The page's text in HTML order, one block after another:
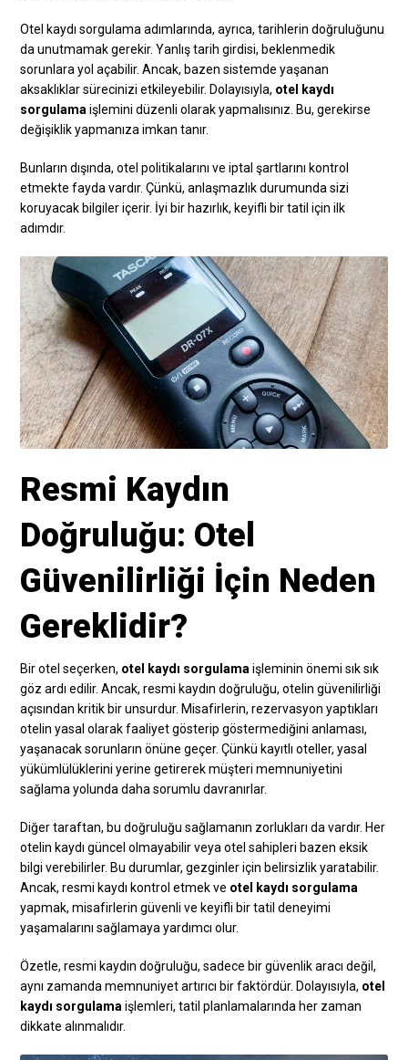
Otel kaydı sorgulama adımlarında, ayrıca, tarihlerin doğruluğunu
da unutmamak gerekir. Yanlış tarih girdisi, beklenmedik
sorunlara yol açabilir. Ancak, bazen sistemde yaşanan
aksaklıklar sürecinizi etkileyebilir. Dolayısıyla, otel kaydı
sorgulamaişlemini düzenli olarak yapmalısınız. Bu, gerekirse
değişiklik yapmanıza imkan tanır.
Bunların dışında, otel politikalarını ve iptal şartlarını kontrol
etmekte fayda vardır. Çünkü, anlaşmazlık durumunda sizi
koruyacak bilgiler içerir. İyi bir hazırlık, keyifli bir tatil için ilk
adımdır.
Resmi Kaydın
Doğruluğu: Otel
Güvenilirliği İçin Neden
Gereklidir?
Bir otel seçerken, otel kaydı sorgulama işleminin önemi sık sık
göz ardı edilir. Ancak, resmi kaydın doğruluğu, otelin güvenilirliği
açısından kritik bir unsurdur. Misafirlerin, rezervasyon yaptıkları
otelin yasal olarak faaliyet gösterip göstermediğini anlaması,
yaşanacak sorunların önüne geçer. Çünkü kayıtlı oteller, yasal
yükümlülüklerini yerine getirerek müşteri memnuniyetini
sağlama yolunda daha sorumlu davranırlar.
Diğer taraftan, bu doğruluğu sağlamanın zorlukları da vardır. Her
otelin kaydı güncel olmayabilir veya otel sahipleri bazen eksik
bilgi verebilirler. Bu durumlar, gezginler için belirsizlik yaratabilir.
Ancak, resmi kaydı kontrol etmek ve otel kaydı sorgulama
yapmak, misafirlerin güvenli ve keyifli bir tatil deneyimi
yaşamalarını sağlamaya yardımcı olur.
Özetle, resmi kaydın doğruluğu, sadece bir güvenlik aracı değil,
aynı zamanda memnuniyet artırıcı bir faktördür. Dolayısıyla, otel
kaydı sorgulama işlemleri, tatil planlamalarında her zaman
dikkate alınmalıdır.